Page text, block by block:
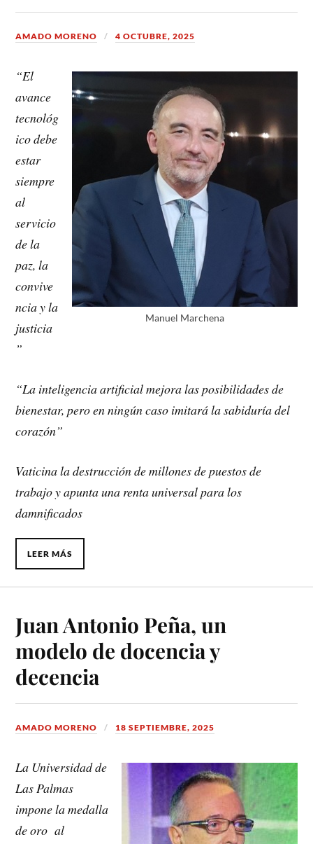
AMADO MORENO 4 OCTUBRE, 2025
Manuel Marchena
“El
avance
tecnológ
ico debe
estar
siempre
al
servicio
de la
paz, la
convive
ncia y la
justicia
”
“La inteligencia artificial mejora las posibilidades de
bienestar, pero en ningún caso imitará la sabiduría del
corazón”
Vaticina la destrucción de millones de puestos de
trabajo y apunta una renta universal para los
damnificados
LEER MÁS
Juan Antonio Peña, un
modelo de docencia y
decencia
AMADO MORENO 18 SEPTIEMBRE, 2025
La Universidad de
Las Palmas
impone la medalla
de oro al